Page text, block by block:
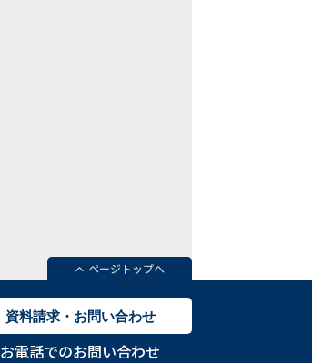
ページトップへ
資料請求・お問い合わせ
お電話でのお問い合わせ